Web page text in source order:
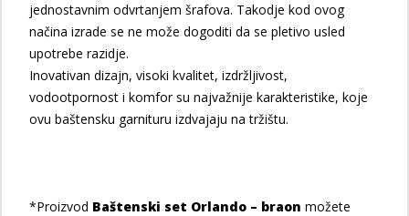
jednostavnim odvrtanjem šrafova. Takodje kod ovog
načina izrade se ne može dogoditi da se pletivo usled
upotrebe razidje.
Inovativan dizajn, visoki kvalitet, izdržljivost,
vodootpornost i komfor su najvažnije karakteristike, koje
ovu baštensku garnituru izdvajaju na tržištu.
*Proizvod Baštenski set Orlando – braon možete